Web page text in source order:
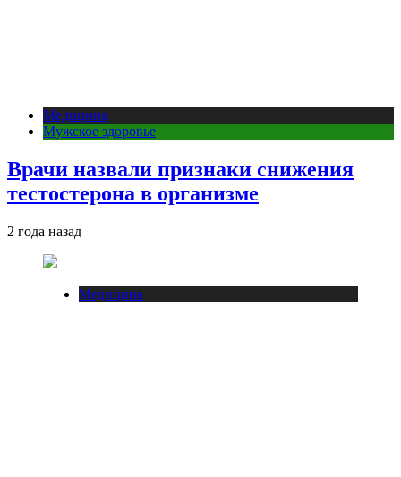
Медицина
Мужское здоровье
Врачи назвали признаки снижения
тестостерона в организме
2 года назад
Медицина